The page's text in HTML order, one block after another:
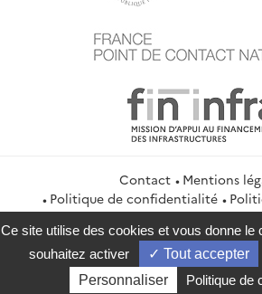
Contact
Mentions
Politique de confidentialité
Gestion des cookies
service-public.gouv.fr
data.gouv.fr
Ce site utilise des cookies et vous donne le
souhaitez activer
Tout accepter
Personnaliser
Politique de